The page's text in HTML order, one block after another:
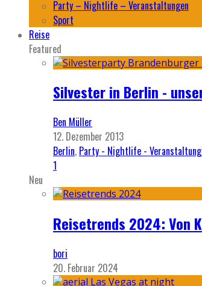
Party – Nightlife – Veranstaltungen
Sport
Reise
Featured
Silvester in Berlin -
Ben Müller
12. Dezember 2013
Berlin, Party - Nightlife -
1
Neu
Reisetrends 2024: Von
bori
20. Februar 2024